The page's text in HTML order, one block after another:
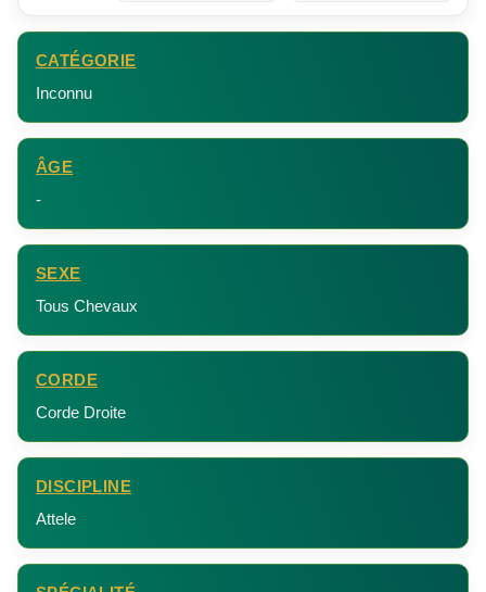
CATÉGORIE
Inconnu
ÂGE
-
SEXE
Tous Chevaux
CORDE
Corde Droite
DISCIPLINE
Attele